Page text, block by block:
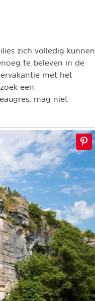
zich volledig kunnen
te beleven in de
met het
een
mag niet